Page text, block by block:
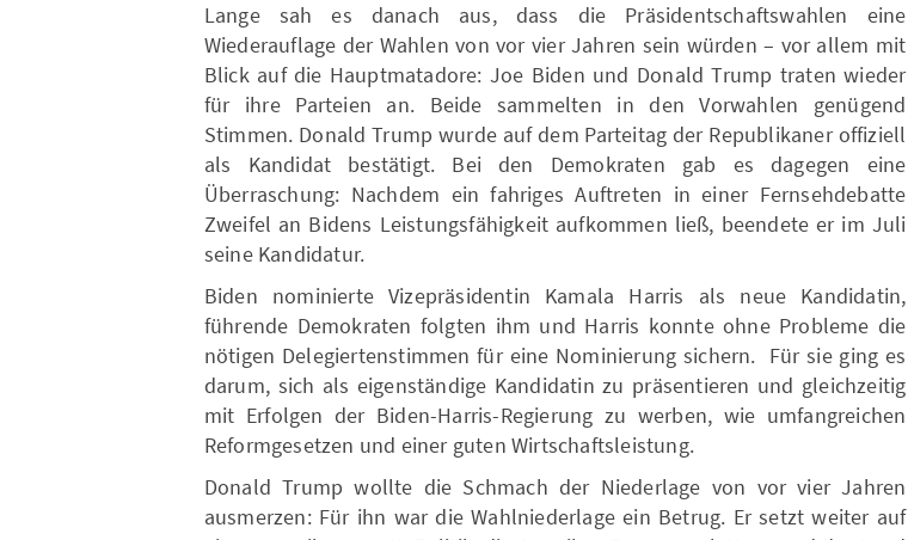
Lange sah es danach aus, dass die Präsidentschaftswahlen eine
Wiederauflage der Wahlen von vor vier Jahren sein würden – vor allem mit
Blick auf die Hauptmatadore: Joe Biden und Donald Trump traten wieder
für ihre Parteien an. Beide sammelten in den Vorwahlen genügend
Stimmen. Donald Trump wurde auf dem Parteitag der Republikaner offiziell
als Kandidat bestätigt. Bei den Demokraten gab es dagegen eine
Überraschung: Nachdem ein fahriges Auftreten in einer Fernsehdebatte
Zweifel an Bidens Leistungsfähigkeit aufkommen ließ, beendete er im Juli
seine Kandidatur.
Biden nominierte Vizepräsidentin Kamala Harris als neue Kandidatin,
führende Demokraten folgten ihm und Harris konnte ohne Probleme die
nötigen Delegiertenstimmen für eine Nominierung sichern. Für sie ging es
darum, sich als eigenständige Kandidatin zu präsentieren und gleichzeitig
mit Erfolgen der Biden-Harris-Regierung zu werben, wie umfangreichen
Reformgesetzen und einer guten Wirtschaftsleistung.
Donald Trump wollte die Schmach der Niederlage von vor vier Jahren
ausmerzen: Für ihn war die Wahlniederlage ein Betrug. Er setzt weiter auf